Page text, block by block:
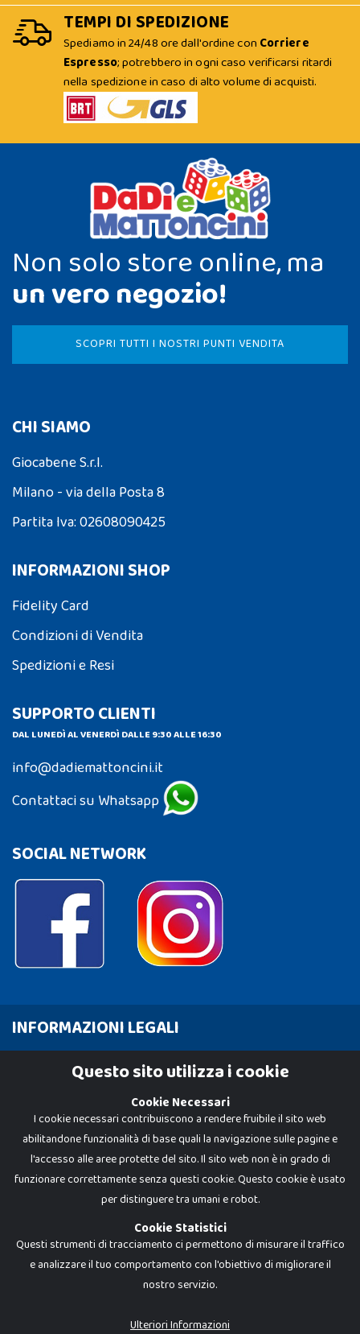
TEMPI DI SPEDIZIONE
Spediamo in 24/48 ore dall'ordine con Corriere
Espresso; potrebbero in ogni caso verificarsi ritardi
nella spedizione in caso di alto volume di acquisti.
Non solo store online, ma
un vero negozio!
SCOPRI TUTTI I NOSTRI PUNTI VENDITA
CHI SIAMO
Giocabene S.r.l.
Milano - via della Posta 8
Partita Iva: 02608090425
INFORMAZIONI SHOP
Fidelity Card
Condizioni di Vendita
Spedizioni e Resi
SUPPORTO CLIENTI
DAL LUNEDÌ AL VENERDÌ DALLE 9:30 ALLE 16:30
info@dadiemattoncini.it
Contattaci su Whatsapp
SOCIAL NETWORK
INFORMAZIONI LEGALI
Cookie Policy
Dadi e Mattoncini è un brand di Giocabene Srl. Ogni riproduzione o utilizzo non
I prezzi e le promozioni pubblicate potrebbero differire da quanto esposto in
Questo sito utilizza i cookie
Cookie Necessari
I cookie necessari contribuiscono a rendere fruibile il sito web
abilitandone funzionalità di base quali la navigazione sulle pagine e
l'accesso alle aree protette del sito. Il sito web non è in grado di
funzionare correttamente senza questi cookie. Questo cookie è usato
per distinguere tra umani e robot.
Cookie Statistici
Questi strumenti di tracciamento ci permettono di misurare il traffico
e analizzare il tuo comportamento con l'obiettivo di migliorare il
nostro servizio.
Ulteriori Informazioni